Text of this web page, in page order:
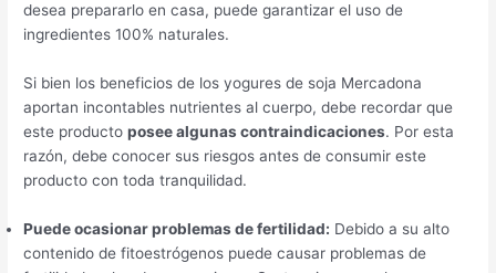
desea prepararlo en casa, puede garantizar el uso de
ingredientes 100% naturales.
Si bien los beneficios de los yogures de soja Mercadona
aportan incontables nutrientes al cuerpo, debe recordar que
este productoposee algunas contraindicaciones. Por esta
razón, debe conocer sus riesgos antes de consumir este
producto con toda tranquilidad.
Puede ocasionar problemas de fertilidad: Debido a su alto
contenido de fitoestrógenos puede causar problemas de